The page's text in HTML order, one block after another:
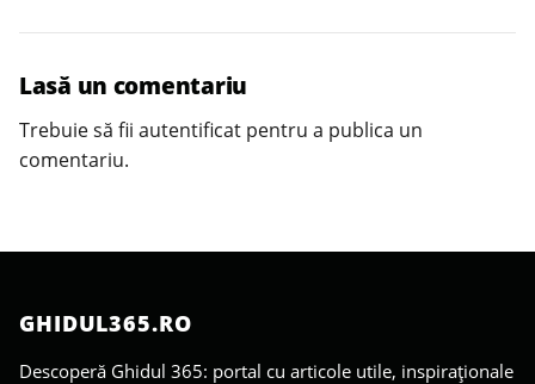
Lasă un comentariu
Trebuie să fii autentificat pentru a publica un
comentariu.
GHIDUL365.RO
Descoperă Ghidul 365: portal cu articole utile, inspiraționale